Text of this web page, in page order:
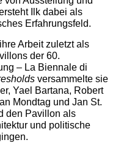
Ilk dabei als
Erfahrungsfeld.
Arbeit zuletzt als
der 60.
– La Biennale di
versammelte sie
Yael Bartana, Robert
Mondtag und Jan St.
den Pavillon als
und politische